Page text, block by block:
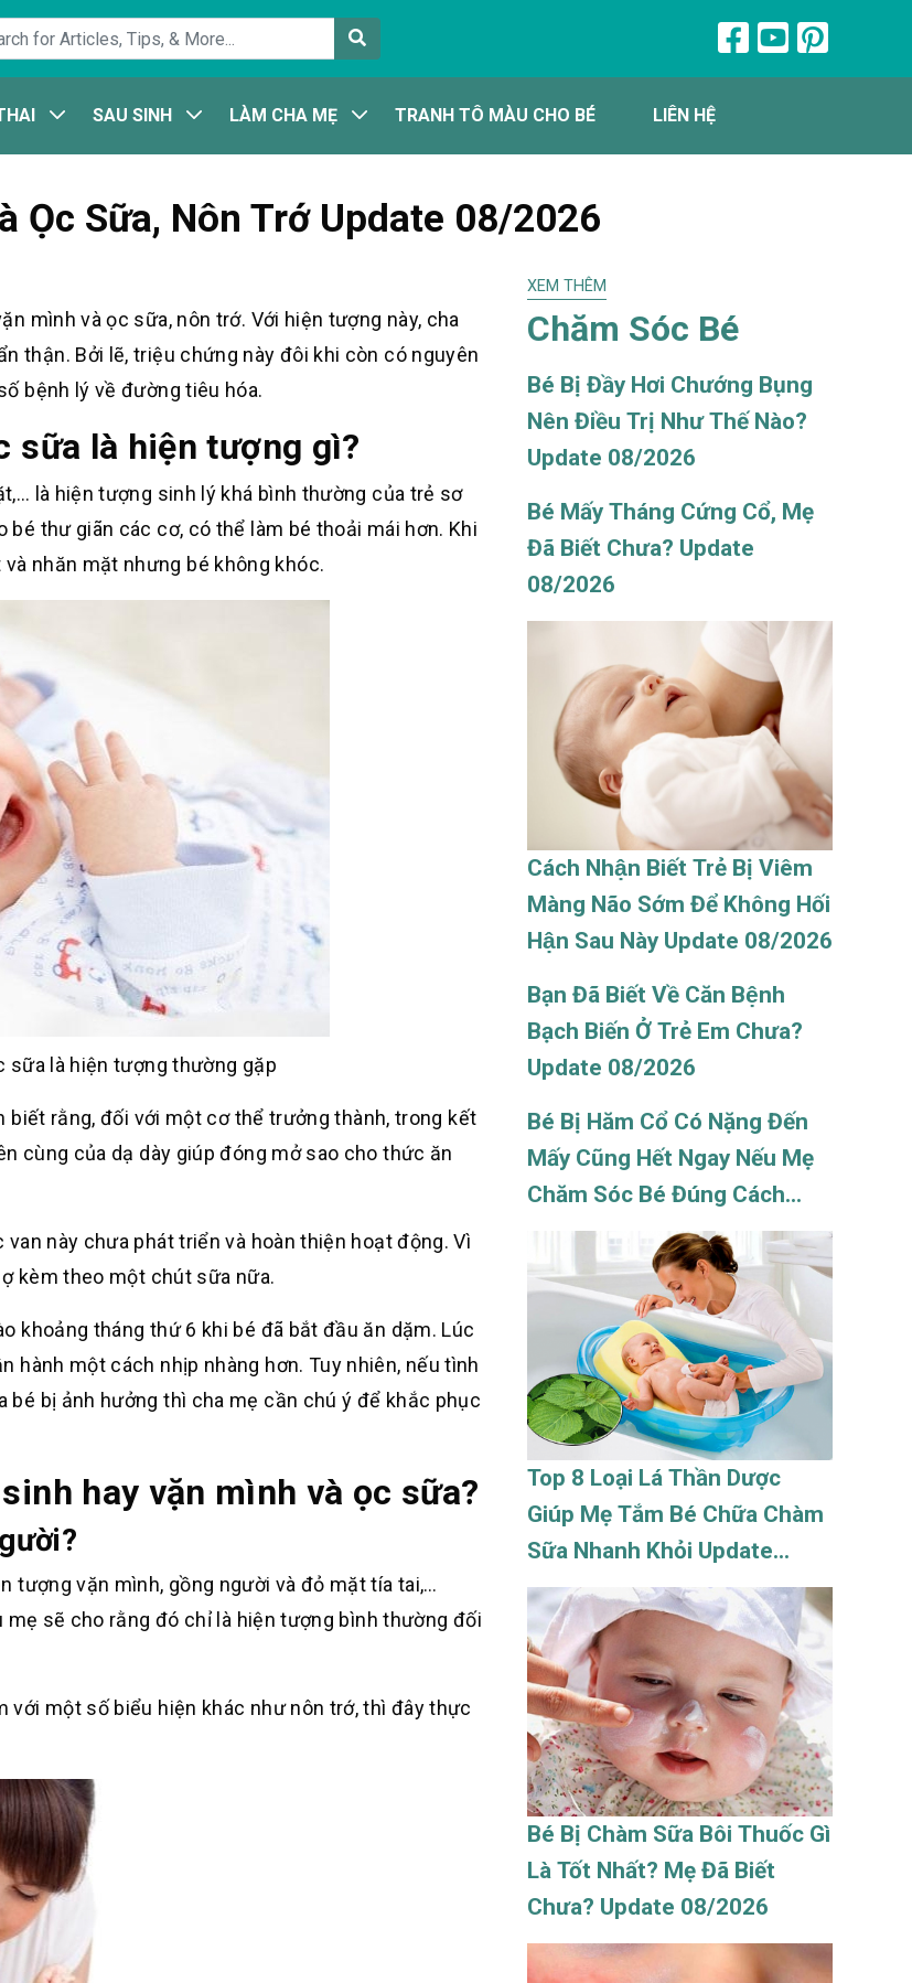
SAU SINH LÀM CHA MẸ TRANH TÔ MÀU CHO BÉ LIÊN HỆ
Ọc Sữa, Nôn Trớ Update 08/2026
mình và ọc sữa, nôn trớ. Với hiện tượng này, cha
thận. Bởi lẽ, triệu chứng này đôi khi còn có nguyên
bệnh lý về đường tiêu hóa.
sữa là hiện tượng gì?
là hiện tượng sinh lý khá bình thường của trẻ sơ
thư giãn các cơ, có thể làm bé thoải mái hơn. Khi
nhăn mặt nhưng bé không khóc.
sữa là hiện tượng thường gặp
rằng, đối với một cơ thể trưởng thành, trong kết
cùng của dạ dày giúp đóng mở sao cho thức ăn
này chưa phát triển và hoàn thiện hoạt động. Vì
kèm theo một chút sữa nữa.
khoảng tháng thứ 6 khi bé đã bắt đầu ăn dặm. Lúc
hành một cách nhịp nhàng hơn. Tuy nhiên, nếu tình
bị ảnh hưởng thì cha mẹ cần chú ý để khắc phục
hay vặn mình và ọc sữa?
tượng vặn mình, gồng người và đỏ mặt tía tai,…
sẽ cho rằng đó chỉ là hiện tượng bình thường đối
với một số biểu hiện khác như nôn trớ, thì đây thực
XEM THÊM
Chăm Sóc Bé
Bé Bị Đầy Hơi Chướng Bụng
Nên Điều Trị Như Thế Nào?
Update 08/2026
Bé Mấy Tháng Cứng Cổ, Mẹ
Đã Biết Chưa? Update
08/2026
Cách Nhận Biết Trẻ Bị Viêm
Màng Não Sớm Để Không Hối
Hận Sau Này Update 08/2026
Bạn Đã Biết Về Căn Bệnh
Bạch Biến Ở Trẻ Em Chưa?
Update 08/2026
Bé Bị Hăm Cổ Có Nặng Đến
Mấy Cũng Hết Ngay Nếu Mẹ
Chăm Sóc Bé Đúng Cách
Update 08/2026
Top 8 Loại Lá Thần Dược
Giúp Mẹ Tắm Bé Chữa Chàm
Sữa Nhanh Khỏi Update
08/2026
Bé Bị Chàm Sữa Bôi Thuốc Gì
Là Tốt Nhất? Mẹ Đã Biết
Chưa? Update 08/2026